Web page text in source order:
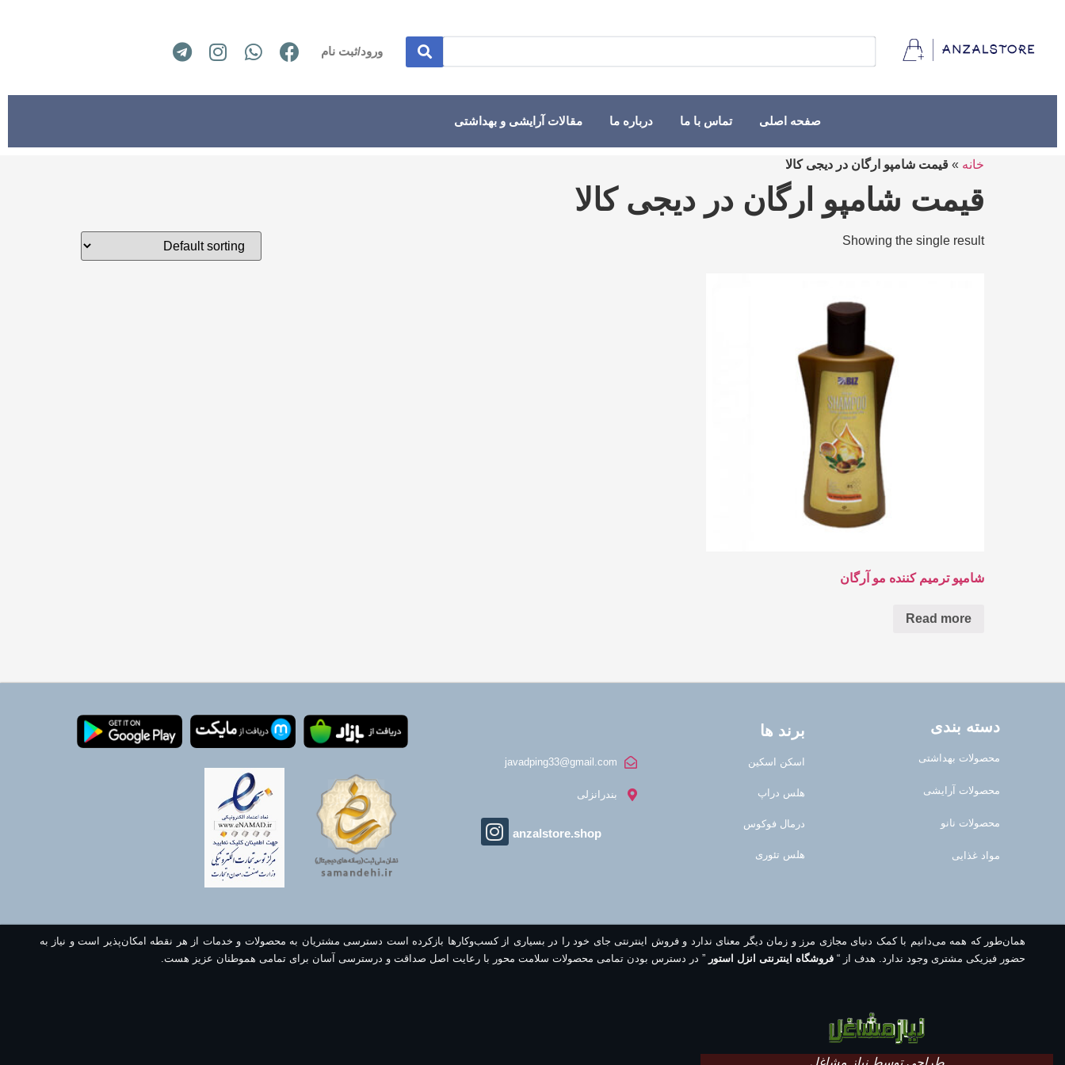
ورود/ثبت نام
صفحه اصلی تماس با ما درباره ما مقالات آرایشی و بهداشتی
خانه » قیمت شامپو ارگان در دیجی کالا
قیمت شامپو ارگان در دیجی کالا
Showing the single result
شامپو ترمیم کننده مو آرگان
Read more
دسته بندی
محصولات بهداشتی
محصولات آرایشی
محصولات نانو
مواد غذایی
برند ها
اسکن اسکین
هلس دراپ
درمال فوکوس
هلس تئوری
javadping33@gmail.com
بندرانزلی
anzalstore.shop
همان‌طور که همه می‌دانیم با کمک دنیای مجازی مرز و زمان دیگر معنای ندارد و فروش اینترنتی جای خود را در بسیاری از کسب‌وکارها بازکرده است دسترسی مشتریان به محصولات و خدمات از هر نقطه امکان‌پذیر است و نیاز به
حضور فیزیکی مشتری وجود ندارد. هدف از “ فروشگاه اینترنتی انزل استور ” در دسترس بودن تمامی محصولات سلامت محور با رعایت اصل صداقت و درسترسی آسان برای تمامی هموطنان عزیز هست.
طراحی توسط نیاز مشاغل